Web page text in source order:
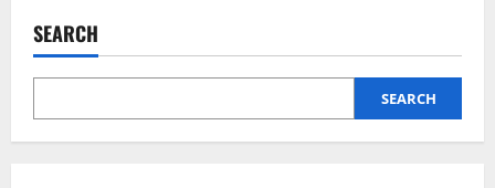
SEARCH
SEARCH